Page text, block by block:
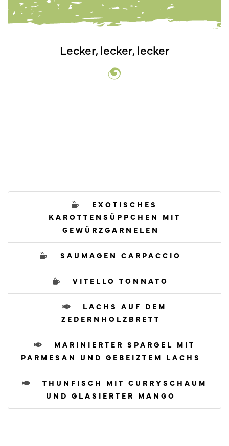
Lecker, lecker, lecker
EXOTISCHES
KAROTTENSÜPPCHEN MIT
GEWÜRZGARNELEN
SAUMAGEN CARPACCIO
VITELLO TONNATO
LACHS AUF DEM
ZEDERNHOLZBRETT
MARINIERTER SPARGEL MIT
PARMESAN UND GEBEIZTEM LACHS
THUNFISCH MIT CURRYSCHAUM
UND GLASIERTER MANGO